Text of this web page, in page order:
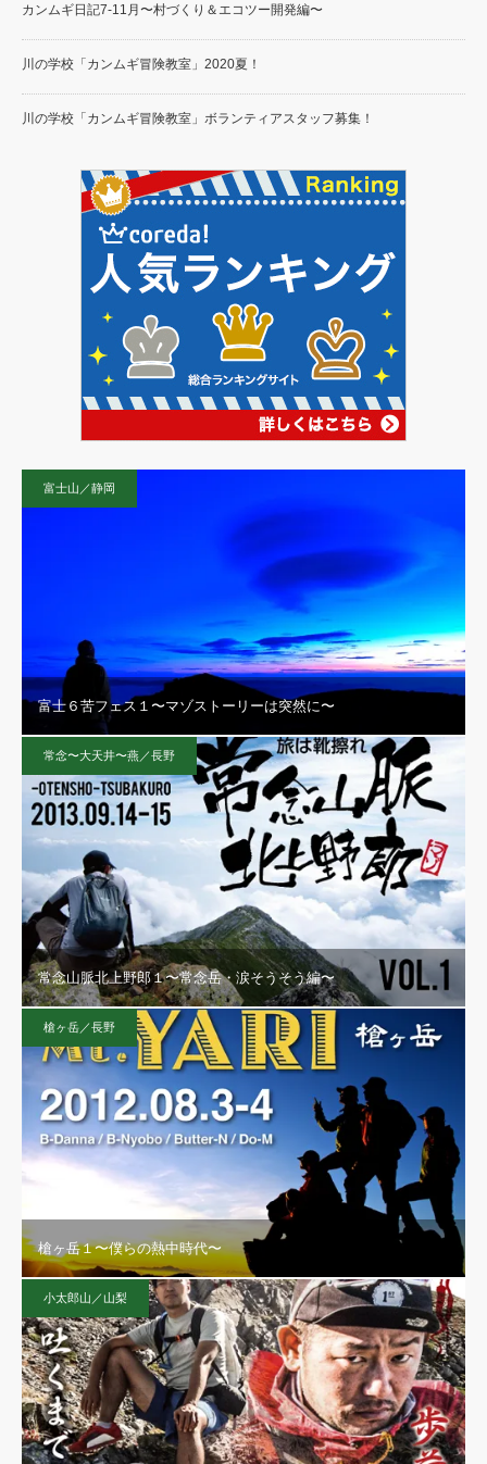
カンムギ日記7-11月〜村づくり＆エコツー開発編〜
川の学校「カンムギ冒険教室」2020夏！
川の学校「カンムギ冒険教室」ボランティアスタッフ募集！
富士山／静岡
富士６苦フェス１〜マゾストーリーは突然に〜
常念〜大天井〜燕／長野
常念山脈北上野郎１〜常念岳・涙そうそう編〜
槍ヶ岳／長野
槍ヶ岳１〜僕らの熱中時代〜
小太郎山／山梨